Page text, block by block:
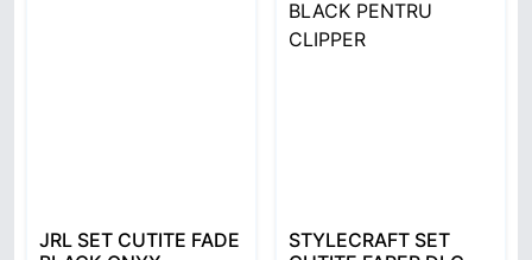
JRL SET CUTITE FADE
STYLECRAFT SET